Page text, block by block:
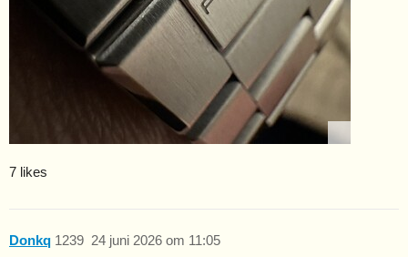
7 likes
Donkq 24 juni 2026 om 11:05
1239